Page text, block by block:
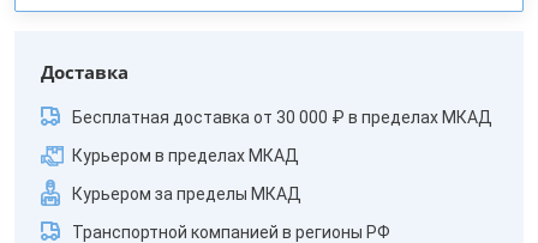
Доставка
Бесплатная доставка от 30 000 ₽ в пределах МКАД
Курьером в пределах МКАД
Курьером за пределы МКАД
Транспортной компанией в регионы РФ